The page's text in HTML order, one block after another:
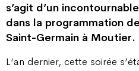
s’agit d’un
dans la programmation
Saint-Germain à Moutier.
L’an dernier, cette soirée